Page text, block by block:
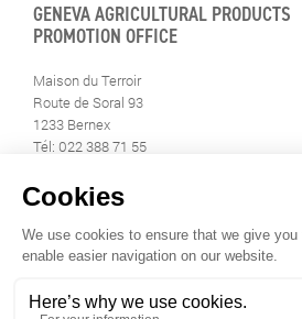
GENEVA AGRICULTURAL PRODUCTS
PROMOTION OFFICE
Maison du Terroir
Route de Soral 93
1233 Bernex
Tél: 022 388 71 55
info@geneveterroir.ge.ch
STAY INFORMED
ALL THE TERROIR NEWS